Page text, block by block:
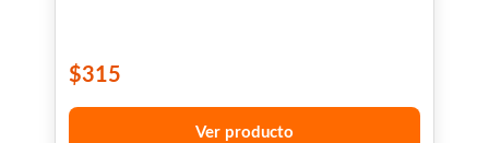
$315
Ver producto